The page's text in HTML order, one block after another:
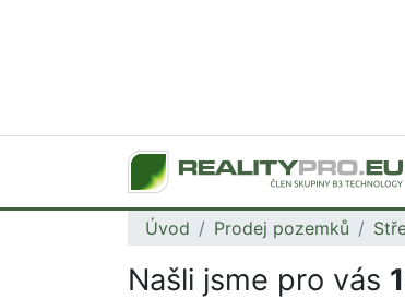
Úvod Prodej pozemků
Našli jsme pro vás